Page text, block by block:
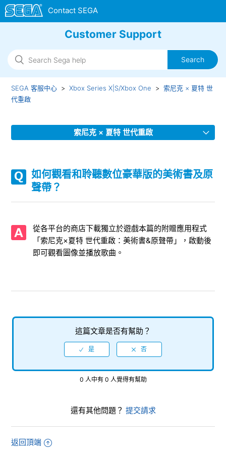
Customer Support
SEGA 客服中心 Xbox Series X|S/Xbox One
索尼克 × 夏特 世
代重啟
索尼克 × 夏特 世代重啟
人）資訊？
創建的存檔名稱是什麽以及所需的容量是多少？
軟體本身的容量為何？
在哪裡可以設定（更改）DLC的角色造型、追加BGM、技能點
數和遊戲中的額外關卡？
如何觀看和聆聽數位豪華版的美術書及原聲帶？
最多支持多少人同時遊玩？
如何觀看和聆聽數位豪華版的美術書及原
聲帶？
從各平台的商店下載獨立於遊戲本篇的附贈應用程式
「索尼克×夏特 世代重啟：美術書&原聲帶」，啟動後
即可觀看圖像並播放歌曲。
這篇文章是否有幫助？
0 人中有 0 人覺得有幫助
還有其他問題？ 提交請求
返回頂端